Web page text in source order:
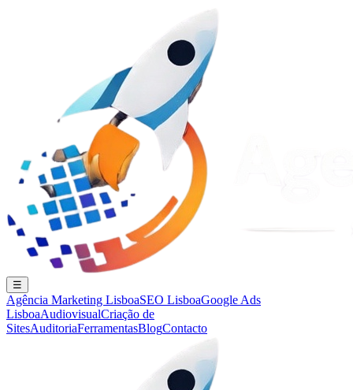
☰
Agência Marketing LisboaSEO LisboaGoogle Ads
LisboaAudiovisualCriação de
SitesAuditoriaFerramentasBlogContacto